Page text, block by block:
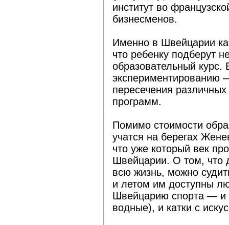
институт во
бизнесменов.
Именно в Швейцарии
что ребенку подберут
образовательный курс.
экспериментированию
пересечения
программ.
Помимо стоимости
учатся на берегах
что уже который век
Швейцарии. О том, что
всю жизнь, можно
и летом им доступны
Швейцарию спорта — и
водные), и катки с